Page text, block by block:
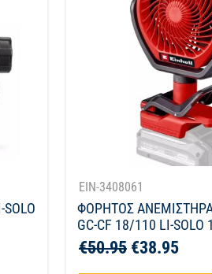
EIN-3408061
ΦΟΡΗΤΟΣ
GC-CF 18/110 LI-SOLO
€50.95 €38.95